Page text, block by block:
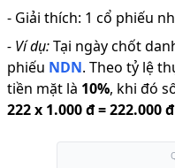
- Giải thích: 1 cổ phiếu
- Ví dụ:Tại ngày chốt
phiếu NDN. Theo tỷ lệ
tiền mặt là 10%, khi đó
222x 1.000 đ=222.000 đ